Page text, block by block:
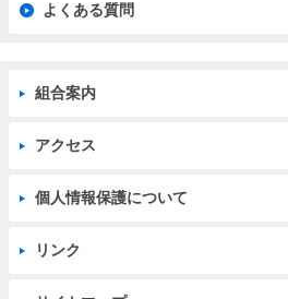
よくある質問
組合案内
アクセス
個人情報保護について
リンク